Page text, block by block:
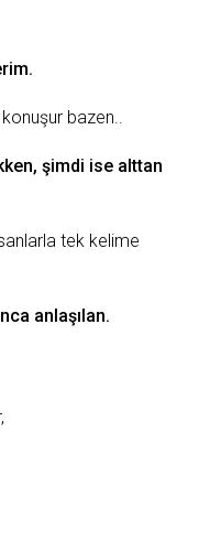
bazen..
şimdi ise alttan
tek kelime
anlaşılan.